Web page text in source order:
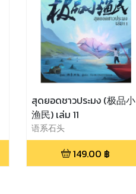
สุดยอดชาวประมง (极品小
渔民) เล่ม 11
语系石头
149.00 ฿